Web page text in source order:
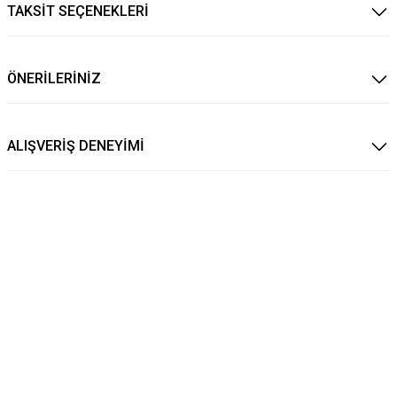
TAKSİT SEÇENEKLERİ
ÖNERİLERİNİZ
ALIŞVERİŞ DENEYİMİ